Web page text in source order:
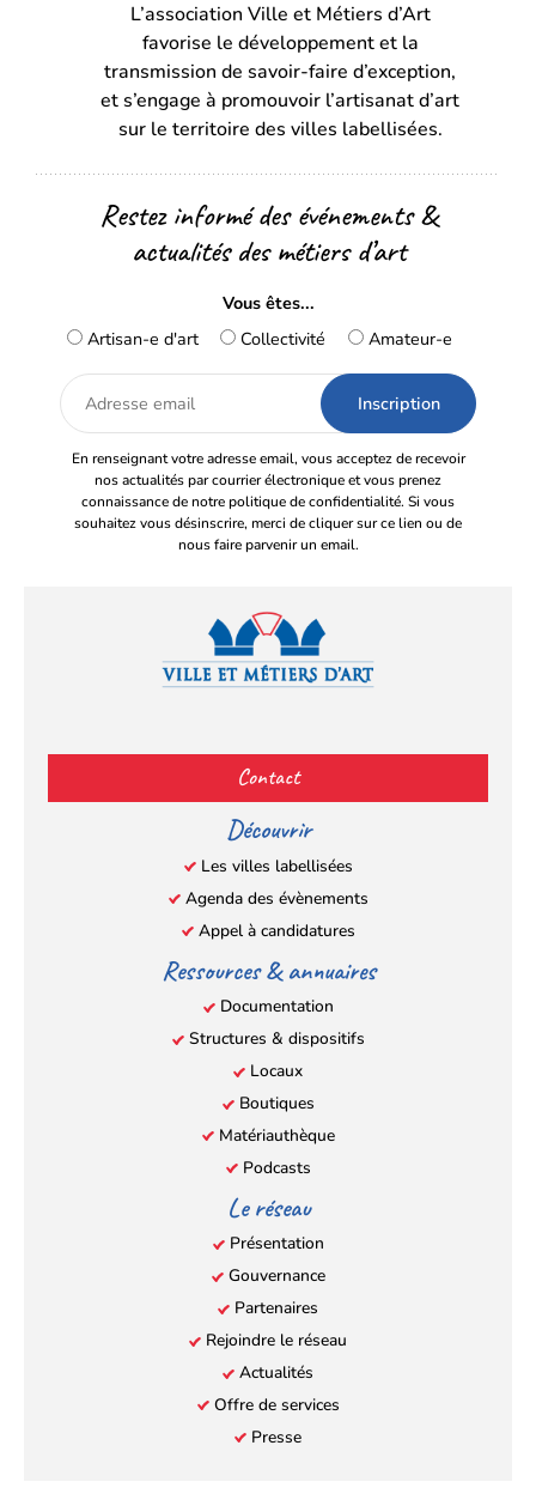
un
onglet)onglet)
L’association Ville et Métiers d’Art
favorise le développement et la
transmission de savoir-faire d’exception,
et s’engage à promouvoir l’artisanat d’art
sur le territoire des villes labellisées.
Restez informé des événements &
actualités des métiers d’art
Vous êtes...
Artisan-e d'art
Collectivité Amateur-e
Adresse
email
En renseignant votre adresse email, vous acceptez de recevoir
nos actualités par courrier électronique et vous prenez
connaissance de notre politique de confidentialité. Si vous
souhaitez vous désinscrire, merci de cliquer sur ce lien ou de
nous faire parvenir un email.
(s’ouvre
dans
un
nouvel
onglet)
(s’ouvre
dans
un
nouvel
onglet)
(s’ouvre
dans
un
nouvel
onglet)
(s’ouvre
un
nouvel
onglet)
Contact
Découvrir
Les villes labellisées
Agenda des évènements
Appel à candidatures
Ressources & annuaires
Documentation
Structures & dispositifs
Locaux
Boutiques
Matériauthèque
Podcasts
Le réseau
Présentation
Gouvernance
Partenaires
Rejoindre le réseau
Actualités
Offre de services
Presse